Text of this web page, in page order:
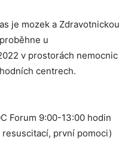
je mozek a Zdravotnickou
u
v prostorách nemocnic
centrech.
Forum 9:00-13:00 hodin
resuscitací, první pomoci)